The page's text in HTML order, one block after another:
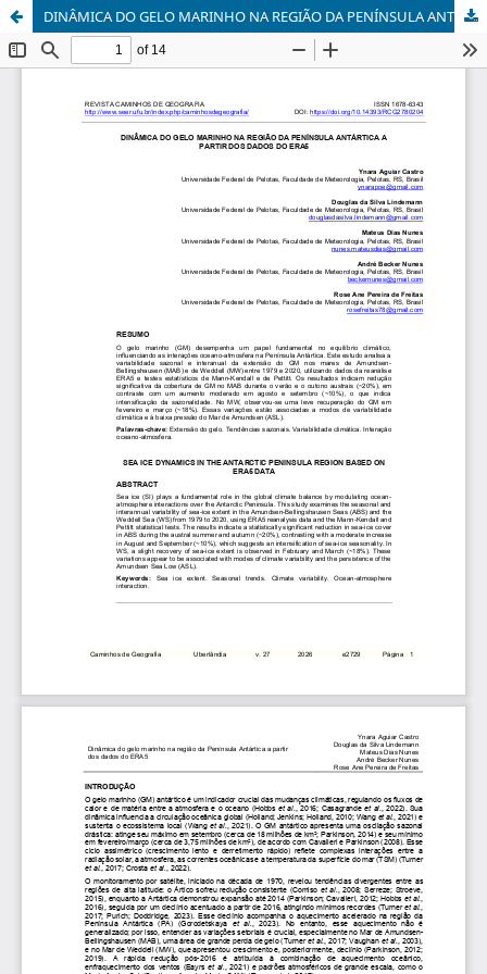
DINÂMICA DO GELO MARINHO NA REGIÃO DA PENÍNSULA ANTÁRTICA A PARTIR DOS DADOS DO ERA5